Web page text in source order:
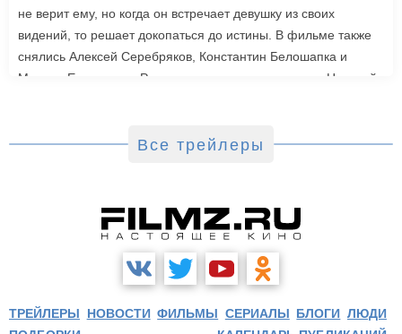
не верит ему, но когда он встречает девушку из своих
видений, то решает докопаться до истины. В фильме также
снялись Алексей Серебряков, Константин Белошапка и
Максим Емельянов. Режиссером картины выступил Николай
Все трейлеры
ТРЕЙЛЕРЫ НОВОСТИ ФИЛЬМЫ СЕРИАЛЫ БЛОГИ ЛЮДИ